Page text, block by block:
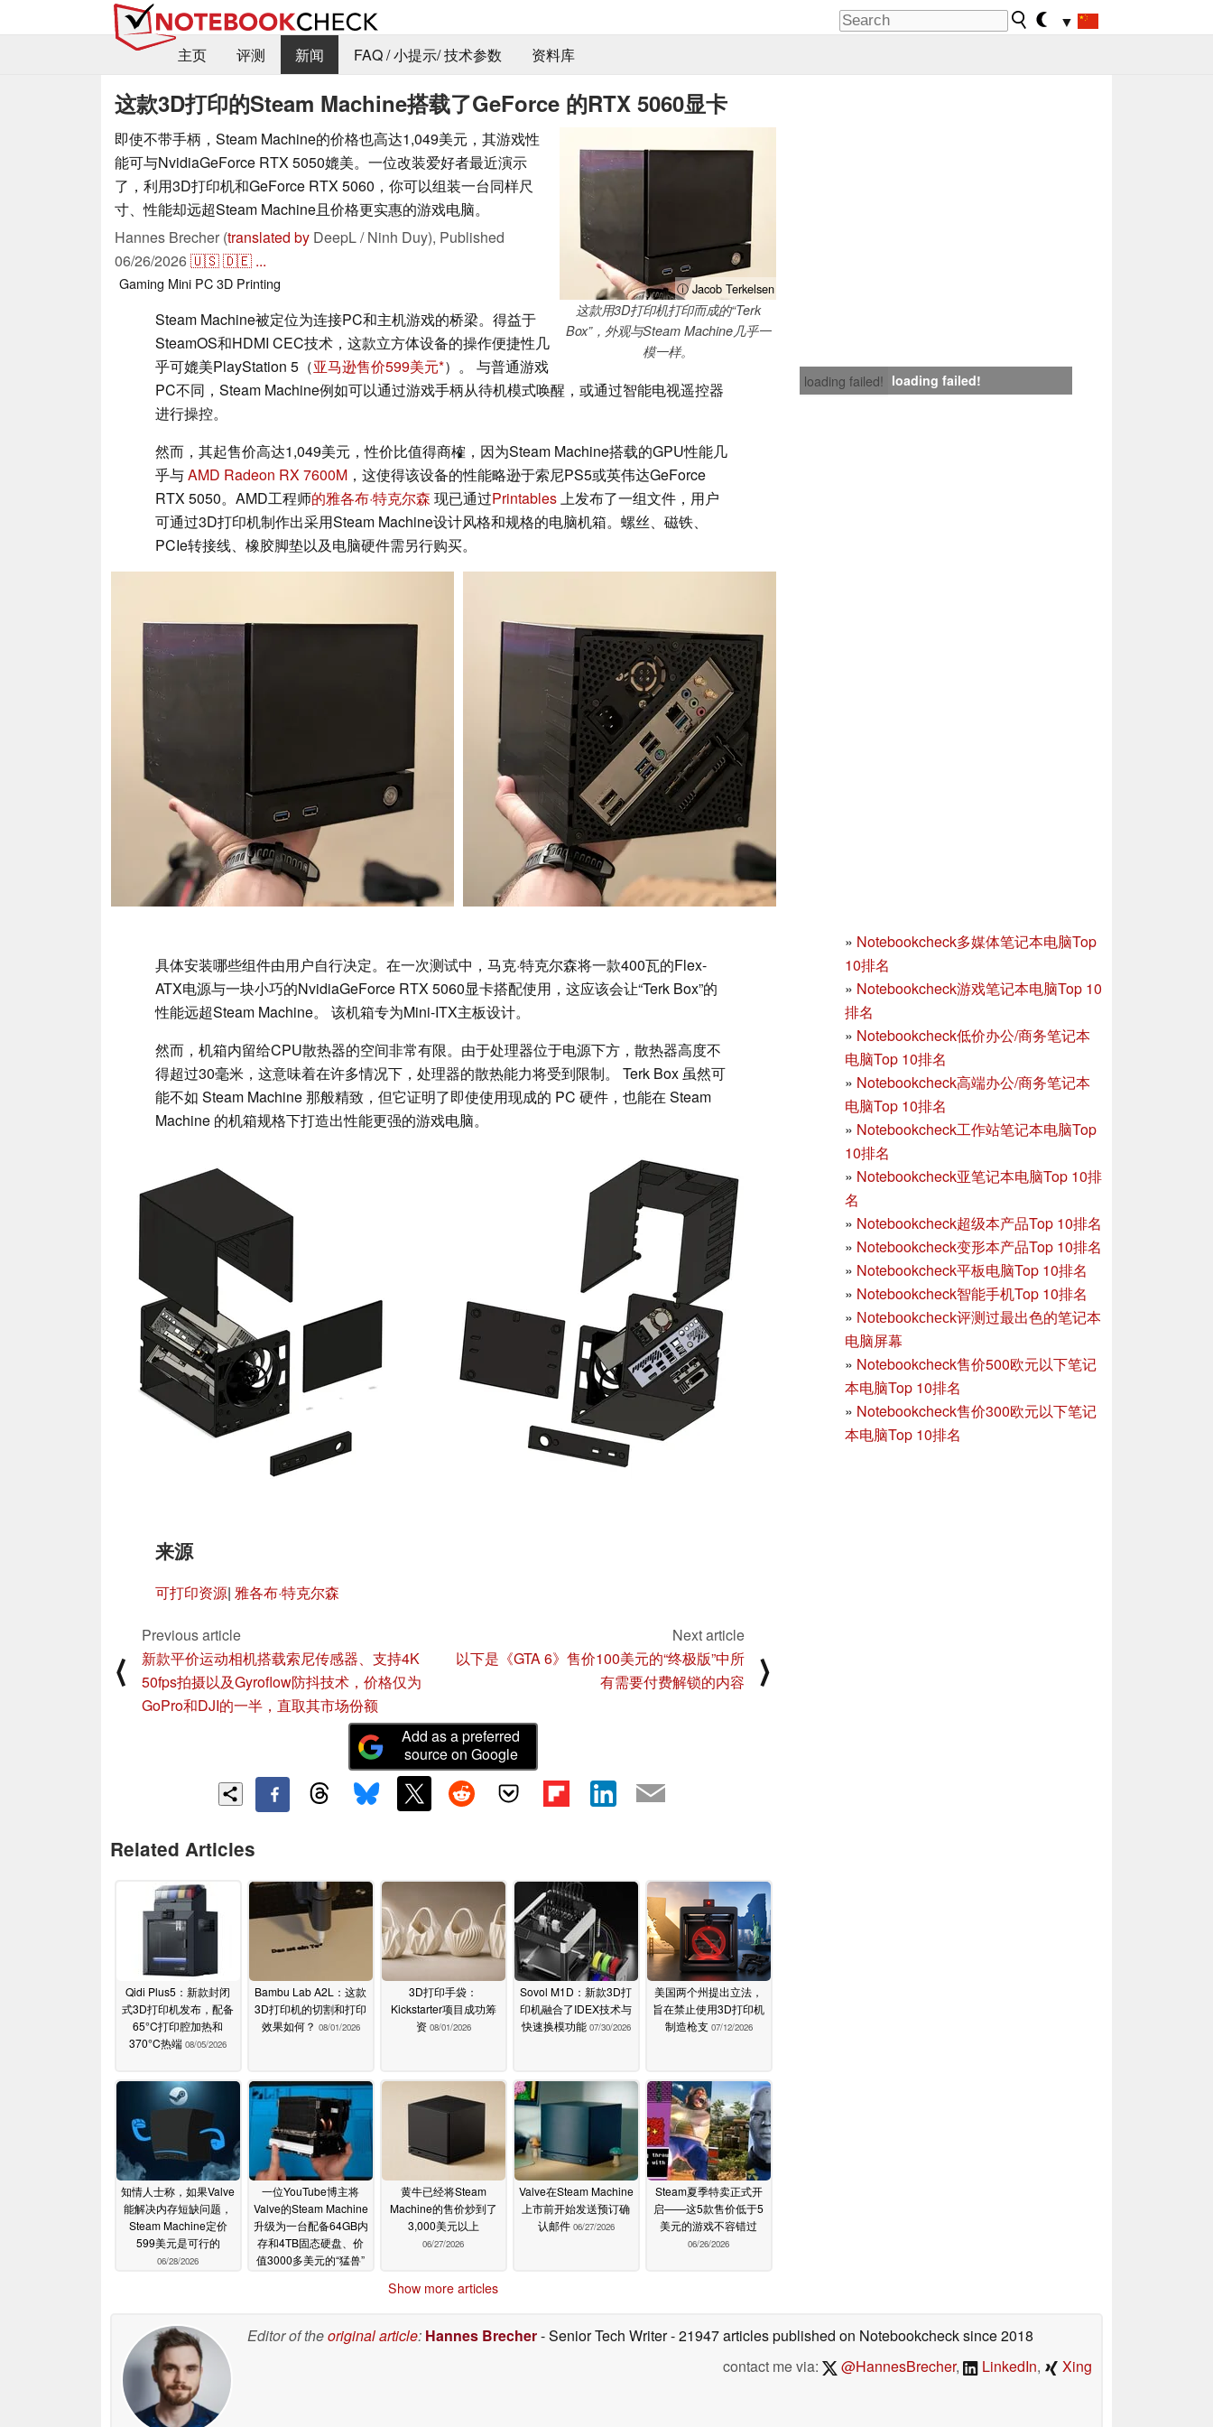
▼
主页
评测 新闻 FAQ / 小提示/ 技术参数 资料库
这款3D打印的Steam Machine搭载了GeForce 的RTX 5060显卡
ⓘ Jacob Terkelsen
这款用3D打印机打印而成的“Terk
Box”，外观与Steam Machine几乎一
模一样。
即使不带手柄，Steam Machine的价格也高达1,049美元，其游戏性
能可与NvidiaGeForce RTX 5050媲美。一位改装爱好者最近演示
了，利用3D打印机和GeForce RTX 5060，你可以组装一台同样尺
寸、性能却远超Steam Machine且价格更实惠的游戏电脑。
Hannes Brecher (translated by DeepL / Ninh Duy), Published
06/26/2026🇺🇸🇩🇪 ...
Gaming Mini PC3D Printing
loading failed! loading failed!
Steam Machine被定位为连接PC和主机游戏的桥梁。得益于
SteamOS和HDMI CEC技术，这款立方体设备的操作便捷性几
乎可媲美PlayStation 5（亚马逊售价599美元 ）。 与普通游戏
PC不同，Steam Machine例如可以通过游戏手柄从待机模式唤醒，或通过智能电视遥控器
进行操控。
然而，其起售价高达1,049美元，性价比值得商榷，因为Steam Machine搭载的GPU性能几
乎与AMD Radeon RX 7600M ，这使得该设备的性能略逊于索尼PS5或英伟达GeForce
RTX 5050。AMD工程师的雅各布·特克尔森 现已通过Printables上发布了一组文件，用户
可通过3D打印机制作出采用Steam Machine设计风格和规格的电脑机箱。螺丝、磁铁、
PCIe转接线、橡胶脚垫以及电脑硬件需另行购买。
» Notebookcheck多媒体笔记本电脑Top
10排名
» Notebookcheck游戏笔记本电脑Top 10
排名
» Notebookcheck低价办公/商务笔记本
电脑Top 10排名
» Notebookcheck高端办公/商务笔记本
电脑Top 10排名
» Notebookcheck工作站笔记本电脑Top
10排名
» Notebookcheck亚笔记本电脑Top 10排
名
» Notebookcheck超级本产品Top 10排名
» Notebookcheck变形本产品Top 10排名
» Notebookcheck平板电脑Top 10排名
» Notebookcheck智能手机Top 10排名
» Notebookcheck评测过最出色的笔记本
电脑屏幕
» Notebookcheck售价500欧元以下笔记
本电脑Top 10排名
» Notebookcheck售价300欧元以下笔记
本电脑Top 10排名
具体安装哪些组件由用户自行决定。在一次测试中，马克·特克尔森将一款400瓦的Flex-
ATX电源与一块小巧的NvidiaGeForce RTX 5060显卡搭配使用，这应该会让“Terk Box”的
性能远超Steam Machine。 该机箱专为Mini-ITX主板设计。
然而，机箱内留给CPU散热器的空间非常有限。由于处理器位于电源下方，散热器高度不
得超过30毫米，这意味着在许多情况下，处理器的散热能力将受到限制。 Terk Box 虽然可
能不如 Steam Machine 那般精致，但它证明了即使使用现成的 PC 硬件，也能在 Steam
Machine 的机箱规格下打造出性能更强的游戏电脑。
来源
可打印资源| 雅各布·特克尔森
⟨
Previous article
新款平价运动相机搭载索尼传感器、支持4K
50fps拍摄以及Gyroflow防抖技术，价格仅为
GoPro和DJI的一半，直取其市场份额
Next article
以下是《GTA 6》售价100美元的“终极版”中所
有需要付费解锁的内容
⟩
Add as a preferred
source on Google
Related Articles
Qidi Plus5：新款封闭
式3D打印机发布，配备
65°C打印腔加热和
370°C热端 08/05/2026
Bambu Lab A2L：这款
3D打印机的切割和打印
效果如何？ 08/01/2026
3D打印手袋：
Kickstarter项目成功筹
资 08/01/2026
Sovol M1D：新款3D打
印机融合了IDEX技术与
快速换模功能 07/30/2026
美国两个州提出立法，
旨在禁止使用3D打印机
制造枪支 07/12/2026
知情人士称，如果Valve
能解决内存短缺问题，
Steam Machine定价
599美元是可行的
06/28/2026
一位YouTube博主将
Valve的Steam Machine
升级为一台配备64GB内
存和4TB固态硬盘、价
值3000多美元的“猛兽”
黄牛已经将Steam
Machine的售价炒到了
3,000美元以上
06/27/2026
Valve在Steam Machine
上市前开始发送预订确
认邮件 06/27/2026
Steam夏季特卖正式开
启——这5款售价低于5
美元的游戏不容错过
06/26/2026
Show more articles
Editor of theoriginal article: Hannes Brecher- Senior Tech Writer- 21947 articles published on Notebookchecksince 2018
contact me via:
@HannesBrecher, LinkedIn, Xing